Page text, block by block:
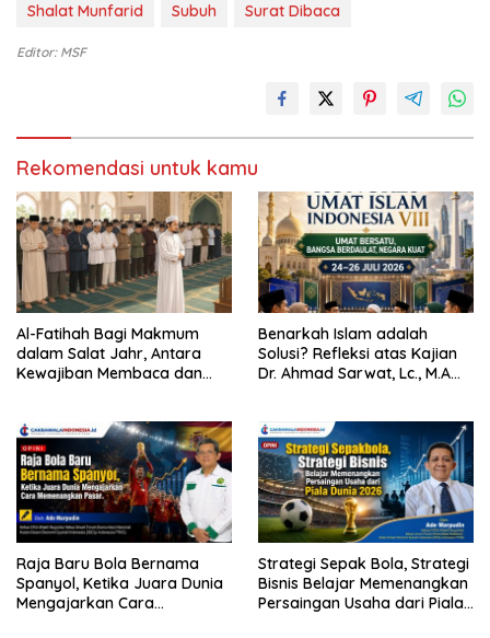
Shalat Munfarid
Subuh Surat Dibaca
Editor: MSF
Rekomendasi untuk kamu
Al-Fatihah Bagi Makmum
dalam Salat Jahr, Antara
Kewajiban Membaca dan
Benarkah Islam adalah
Solusi? Refleksi atas Kajian
Dr. Ahmad Sarwat, Lc., M.A
Raja Baru Bola Bernama
Spanyol, Ketika Juara Dunia
Mengajarkan Cara
Strategi Sepak Bola, Strategi
Bisnis Belajar Memenangkan
Persaingan Usaha dari Piala